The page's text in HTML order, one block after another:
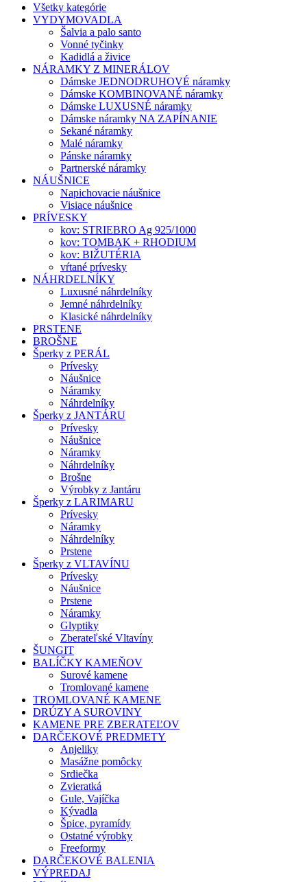
Všetky kategórie
VYDYMOVADLA
Šalvia a palo santo
Vonné tyčinky
Kadidlá a živice
NÁRAMKY Z MINERÁLOV
Dámske JEDNODRUHOVÉ náramky
Dámske KOMBINOVANÉ náramky
Dámske LUXUSNÉ náramky
Dámske náramky NA ZAPÍNANIE
Sekané náramky
Malé náramky
Pánske náramky
Partnerské náramky
NÁUŠNICE
Napichovacie náušnice
Visiace náušnice
PRÍVESKY
kov: STRIEBRO Ag 925/1000
kov: TOMBAK + RHODIUM
kov: BIŽUTÉRIA
vŕtané prívesky
NÁHRDELNÍKY
Luxusné náhrdelníky
Jemné náhrdelníky
Klasické náhrdelníky
PRSTENE
BROŠNE
Šperky z PERÁL
Prívesky
Náušnice
Náramky
Náhrdelníky
Šperky z JANTÁRU
Prívesky
Náušnice
Náramky
Náhrdelníky
Brošne
Výrobky z Jantáru
Šperky z LARIMARU
Prívesky
Náramky
Náhrdelníky
Prstene
Šperky z VLTAVÍNU
Prívesky
Náušnice
Prstene
Náramky
Glyptiky
Zberateľské Vltavíny
ŠUNGIT
BALÍČKY KAMEŇOV
Surové kamene
Tromlované kamene
TROMLOVANÉ KAMENE
DRÚZY A SUROVINY
KAMENE PRE ZBERATEĽOV
DARČEKOVÉ PREDMETY
Anjeliky
Masážne pomôcky
Srdiečka
Zvieratká
Gule, Vajíčka
Kývadla
Špice, pyramídy
Ostatné výrobky
Freeformy
DARČEKOVÉ BALENIA
VÝPREDAJ